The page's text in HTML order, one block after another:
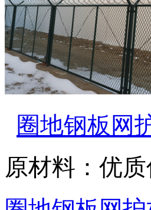
圈地钢板网
原材料：优